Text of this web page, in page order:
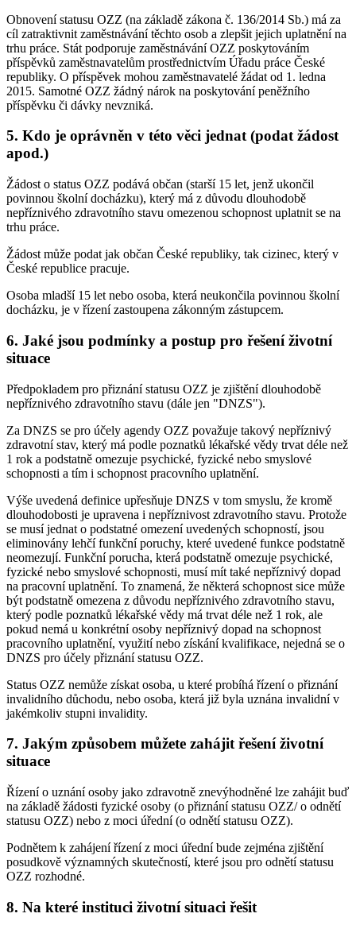
Obnovení statusu OZZ (na základě zákona č. 136/2014 Sb.) má za
cíl zatraktivnit zaměstnávání těchto osob a zlepšit jejich uplatnění na
trhu práce. Stát podporuje zaměstnávání OZZ poskytováním
příspěvků zaměstnavatelům prostřednictvím Úřadu práce České
republiky. O příspěvek mohou zaměstnavatelé žádat od 1. ledna
2015. Samotné OZZ žádný nárok na poskytování peněžního
příspěvku či dávky nevzniká.
5. Kdo je oprávněn v této věci jednat (podat žádost
apod.)
Žádost o status OZZ podává občan (starší 15 let, jenž ukončil
povinnou školní docházku), který má z důvodu dlouhodobě
nepříznivého zdravotního stavu omezenou schopnost uplatnit se na
trhu práce.
Žádost může podat jak občan České republiky, tak cizinec, který v
České republice pracuje.
Osoba mladší 15 let nebo osoba, která neukončila povinnou školní
docházku, je v řízení zastoupena zákonným zástupcem.
6. Jaké jsou podmínky a postup pro řešení životní
situace
Předpokladem pro přiznání statusu OZZ je zjištění dlouhodobě
nepříznivého zdravotního stavu (dále jen "DNZS").
Za DNZS se pro účely agendy OZZ považuje takový nepříznivý
zdravotní stav, který má podle poznatků lékařské vědy trvat déle než
1 rok a podstatně omezuje psychické, fyzické nebo smyslové
schopnosti a tím i schopnost pracovního uplatnění.
Výše uvedená definice upřesňuje DNZS v tom smyslu, že kromě
dlouhodobosti je upravena i nepříznivost zdravotního stavu. Protože
se musí jednat o podstatné omezení uvedených schopností, jsou
eliminovány lehčí funkční poruchy, které uvedené funkce podstatně
neomezují. Funkční porucha, která podstatně omezuje psychické,
fyzické nebo smyslové schopnosti, musí mít také nepříznivý dopad
na pracovní uplatnění. To znamená, že některá schopnost sice může
být podstatně omezena z důvodu nepříznivého zdravotního stavu,
který podle poznatků lékařské vědy má trvat déle než 1 rok, ale
pokud nemá u konkrétní osoby nepříznivý dopad na schopnost
pracovního uplatnění, využití nebo získání kvalifikace, nejedná se o
DNZS pro účely přiznání statusu OZZ.
Status OZZ nemůže získat osoba, u které probíhá řízení o přiznání
invalidního důchodu, nebo osoba, která již byla uznána invalidní v
jakémkoliv stupni invalidity.
7. Jakým způsobem můžete zahájit řešení životní
situace
Řízení o uznání osoby jako zdravotně znevýhodněné lze zahájit buď
na základě žádosti fyzické osoby (o přiznání statusu OZZ/ o odnětí
statusu OZZ) nebo z moci úřední (o odnětí statusu OZZ).
Podnětem k zahájení řízení z moci úřední bude zejména zjištění
posudkově významných skutečností, které jsou pro odnětí statusu
OZZ rozhodné.
8. Na které instituci životní situaci řešit